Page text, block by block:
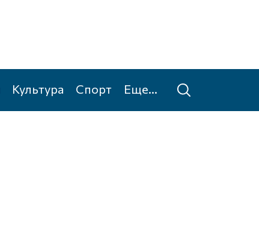
Культура Спорт Еще...